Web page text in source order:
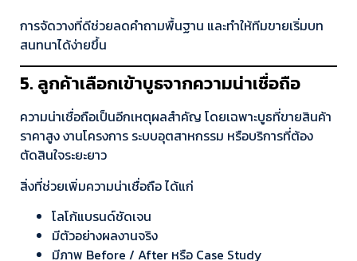
การจัดวางที่ดีช่วยลดคำถามพื้นฐาน และทำให้ทีมขายเริ่มบท
สนทนาได้ง่ายขึ้น
5. ลูกค้าเลือกเข้าบูธจากความน่าเชื่อถือ
ความน่าเชื่อถือเป็นอีกเหตุผลสำคัญ โดยเฉพาะบูธที่ขายสินค้า
ราคาสูง งานโครงการ ระบบอุตสาหกรรม หรือบริการที่ต้อง
ตัดสินใจระยะยาว
สิ่งที่ช่วยเพิ่มความน่าเชื่อถือ ได้แก่
โลโก้แบรนด์ชัดเจน
มีตัวอย่างผลงานจริง
มีภาพ Before / After หรือ Case Study